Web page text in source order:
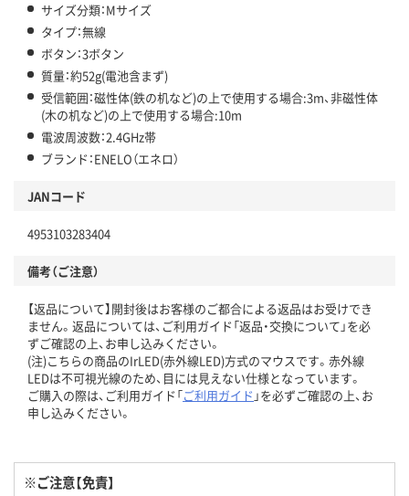
サイズ分類：Mサイズ
タイプ：無線
ボタン：3ボタン
質量：約52g(電池含まず)
受信範囲：磁性体(鉄の机など)の上で使用する場合:3m、非磁性体
(木の机など)の上で使用する場合:10m
電波周波数：2.4GHz帯
ブランド：ENELO（エネロ）
JANコード
4953103283404
備考（ご注意）
【返品について】開封後はお客様のご都合による返品はお受けでき
ません。返品については、ご利用ガイド「返品・交換について」を必
ずご確認の上、お申し込みください。
(注)こちらの商品のIrLED(赤外線LED)方式のマウスです。赤外線
LEDは不可視光線のため、目には見えない仕様となっています。
ご購入の際は、ご利用ガイド「ご利用ガイド 」を必ずご確認の上、お
申し込みください。
※ご注意【免責】